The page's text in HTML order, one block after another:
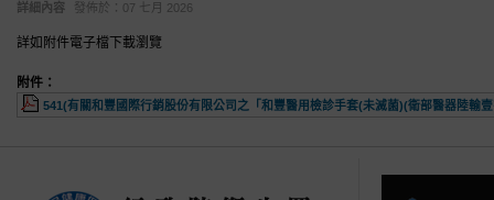
詳細內容 發佈於： 07 七月 2026
詳如附件電子檔下載瀏覽
附件：
541(有關和豐國際行銷股份有限公司之「和豐醫用檢診手套(未滅菌)(衛部醫器陸輸